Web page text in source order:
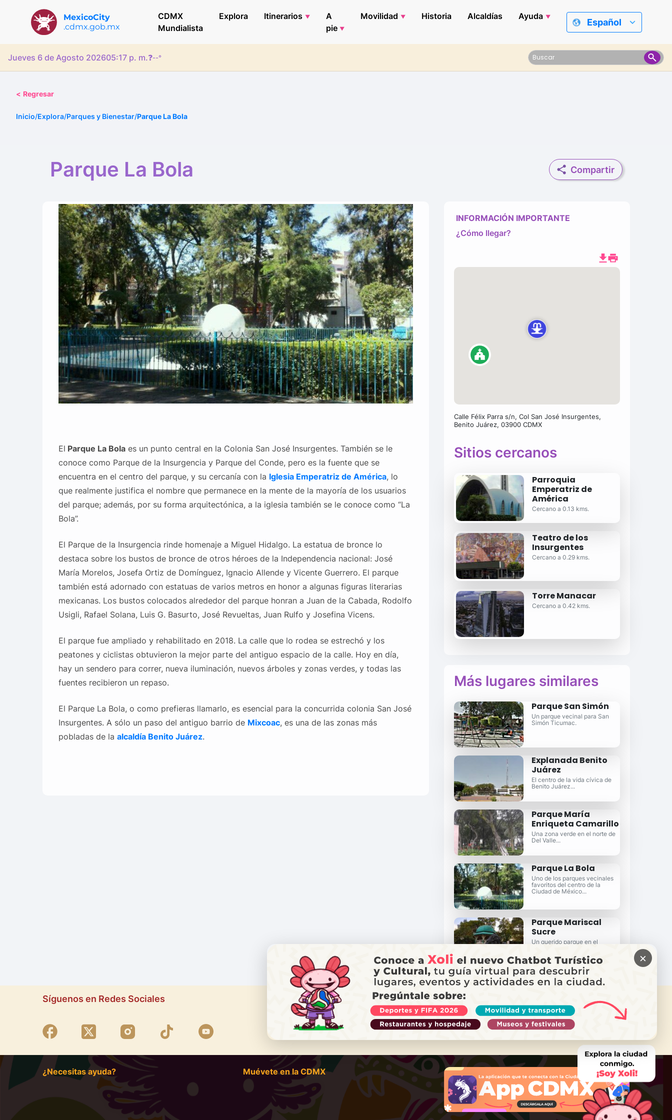
MexicoCity
.cdmx.gob.mx
CDMX
Mundialista
Explora Itinerarios
A
pie
Movilidad Historia Alcaldías Ayuda
Español
Jueves 6 de Agosto 202605:17 p. m.❓--°
< Regresar
Inicio/Explora/Parques y Bienestar/Parque La Bola
Parque La Bola Compartir
El Parque La Bolaes un punto central en la Colonia San José Insurgentes. También se le
conoce como Parque de la Insurgencia y Parque del Conde, pero es la fuente que se
encuentra en el centro del parque, y su cercanía con la Iglesia Emperatriz de América, lo
que realmente justifica el nombre que permanece en la mente de la mayoría de los usuarios
del parque; además, por su forma arquitectónica, a la iglesia también se le conoce como “La
Bola”.
El Parque de la Insurgencia rinde homenaje a Miguel Hidalgo. La estatua de bronce lo
destaca sobre los bustos de bronce de otros héroes de la Independencia nacional: José
María Morelos, Josefa Ortiz de Domínguez, Ignacio Allende y Vicente Guerrero. El parque
también está adornado con estatuas de varios metros en honor a algunas figuras literarias
mexicanas. Los bustos colocados alrededor del parque honran a Juan de la Cabada, Rodolfo
Usigli, Rafael Solana, Luis G. Basurto, José Revueltas, Juan Rulfo y Josefina Vicens.
El parque fue ampliado y rehabilitado en 2018. La calle que lo rodea se estrechó y los
peatones y ciclistas obtuvieron la mejor parte del antiguo espacio de la calle. Hoy en día,
hay un sendero para correr, nueva iluminación, nuevos árboles y zonas verdes, y todas las
fuentes recibieron un repaso.
El Parque La Bola, o como prefieras llamarlo, es esencial para la concurrida colonia San José
Insurgentes. A sólo un paso del antiguo barrio de Mixcoac, es una de las zonas más
pobladas de la alcaldía Benito Juárez.
INFORMACIÓN IMPORTANTE
¿Cómo llegar?
Calle Félix Parra s/n, Col San José Insurgentes,
Benito Juárez, 03900 CDMX
Sitios cercanos
Parroquia
Emperatriz de
América
Cercano a 0.13 kms.
Teatro de los
Insurgentes
Cercano a 0.29 kms.
Torre Manacar
Cercano a 0.42 kms.
Más lugares similares
Parque San Simón
Un parque vecinal para San
Simón Ticumac.
Explanada Benito
Juárez
El centro de la vida cívica de
Benito Juárez...
Parque María
Enriqueta Camarillo
Una zona verde en el norte de
Del Valle...
Parque La Bola
Uno de los parques vecinales
favoritos del centro de la
Ciudad de México...
Parque Mariscal
Sucre
Un querido parque en el
Valle...
Síguenos en Redes Sociales
¿NECESITAS AYUDA?
Llama a Locatel
¿Necesitas ayuda? Muévete en la CDMX
×